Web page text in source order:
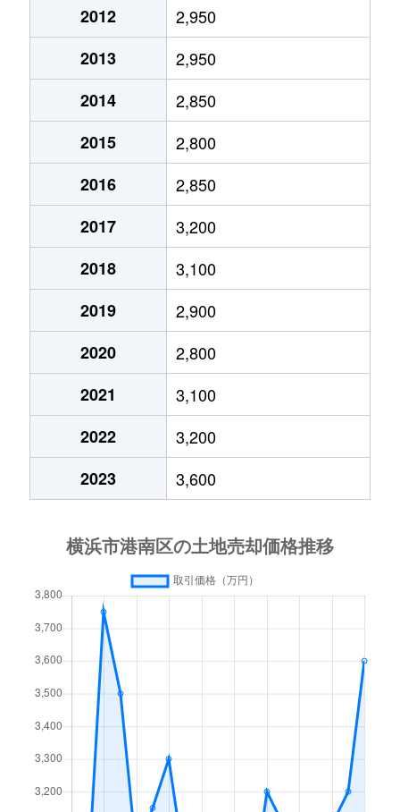
1,500万円
港南台
16,000万円
港南台
5,500万円
港南台
4,100万円
港南台
4,900万円
港南台
12,000万円
港南台
1,400万円
港南台
3,600万円
港南台
6,100万円
港南台
4,600万円
港南台
4,900万円
港南台
6,000万円
港南中央通
1,700万円 港南中央
徒歩4分
2,300万円 港南中央
笹下
笹下
3,100万円 港南中央
徒歩11分
笹下
徒歩18分
3,600万円
徒歩23分
下永谷
300万円 下永谷
徒歩15分
2012
2,950
2013
2,950
2014
2,850
2015
2,800
2016
2,850
2017
3,200
2018
3,100
2019
2,900
2020
2,800
2021
3,100
2022
3,200
2023
3,600